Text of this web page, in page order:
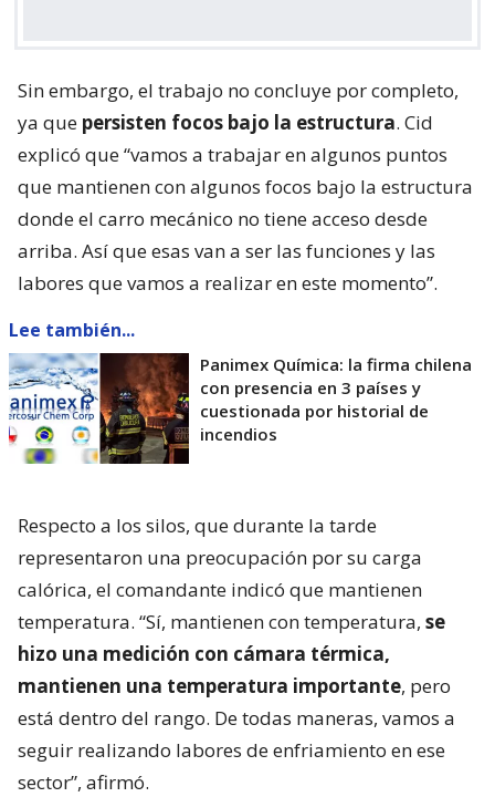
Sin embargo, el trabajo no concluye por completo,
ya que persisten focos bajo la estructura. Cid
explicó que “vamos a trabajar en algunos puntos
que mantienen con algunos focos bajo la estructura
donde el carro mecánico no tiene acceso desde
arriba. Así que esas van a ser las funciones y las
labores que vamos a realizar en este momento”.
Lee también...
Panimex Química: la firma chilena
con presencia en 3 países y
cuestionada por historial de
incendios
Respecto a los silos, que durante la tarde
representaron una preocupación por su carga
calórica, el comandante indicó que mantienen
temperatura. “Sí, mantienen con temperatura, se
hizo una medición con cámara térmica,
mantienen una temperatura importante, pero
está dentro del rango. De todas maneras, vamos a
seguir realizando labores de enfriamiento en ese
sector”, afirmó.